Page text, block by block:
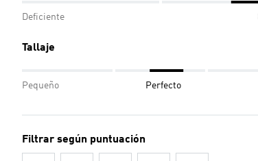
Deficiente
Tallaje
Pequeño Perfecto
Filtrar según puntuación